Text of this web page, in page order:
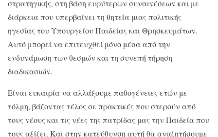
στρατηγικής, στη βάση ευρύτερων συναινέσεων και με
διάρκεια που υπερβαίνει τη θητεία μιας πολιτικής
ηγεσίας του Υπουργείου Παιδείας και Θρησκευμάτων.
Αυτό μπορεί να επιτευχθεί μόνο μέσα από την
ενδυνάμωση των θεσμών και τη συνεπή τήρηση
διαδικασιών.
Είναι ευκαιρία να αλλάξουμε παθογένειες ετών με
τόλμη, βάζοντας τέλος σε πρακτικές που στερούν από
τους νέους και τις νέες της πατρίδας μας την Παιδεία που
τους αξίζει. Και στην κατεύθυνση αυτή θα αναζητήσουμε